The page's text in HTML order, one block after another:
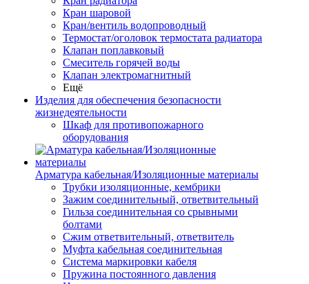
Кран шаровой
Кран/вентиль водопроводный
Термостат/оголовок термостата радиатора
Клапан поплавковый
Смеситель горячей воды
Клапан электромагнитный
Ещё
Изделия для обеспечения безопасности
жизнедеятельности
Шкаф для противопожарного
оборудования
Арматура кабельная/Изоляционные материалы
Трубки изоляционные, кембрики
Зажим соединительный, ответвительный
Гильза соединительная со срывными
болтами
Сжим ответвительный, ответвитель
Муфта кабельная соединительная
Система маркировки кабеля
Пружина постоянного давления